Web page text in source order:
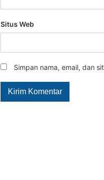
Situs Web
Simpan nama, email, dan